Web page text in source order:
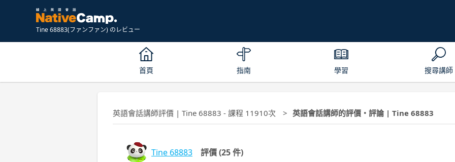
Tine 68883(ファンファン) のレビュー
首頁 指南 學習 搜尋講師
英語會話講師評價 | Tine 68883 - 課程 11910次 英語會話講師的評價・評論 | Tine 68883
Tine 68883 評價(25 件)